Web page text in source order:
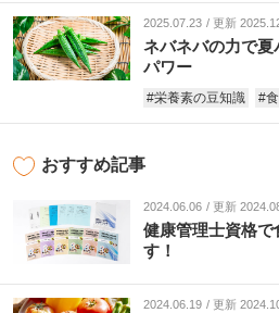
ネバネバの力で
パワー
2025.07.23 更新
#栄養素の豆知識 #
おすすめ記事
健康管理士資格
す！
2024.06.06 更新
2024.06.19 更新